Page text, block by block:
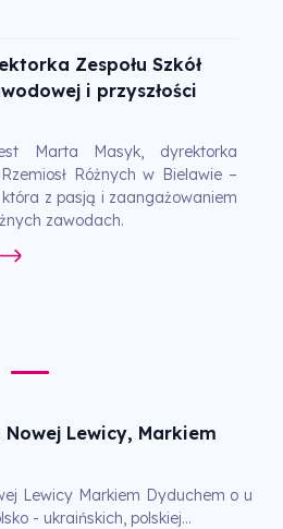
Zespołu Szkół
i przyszłości
Marta Masyk, dyrektorka
Rzemiosł Różnych w Bielawie –
z pasją i zaangażowaniem
zawodach.
Nowej Lewicy, Markiem
Lewicy Markiem Dyduchem o u
- ukraińskich, polskiej...